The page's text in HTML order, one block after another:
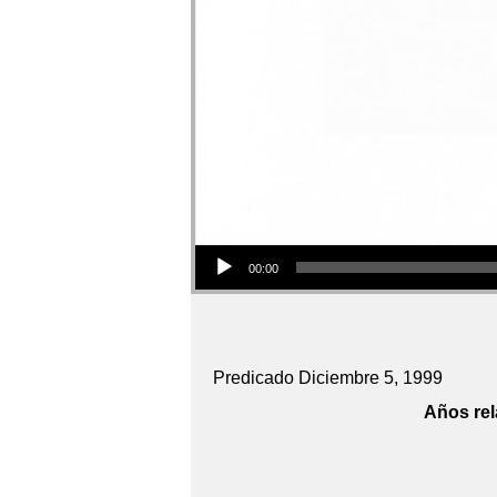
Audio Player
00:00
Predicado Diciembre 5, 1999
Años